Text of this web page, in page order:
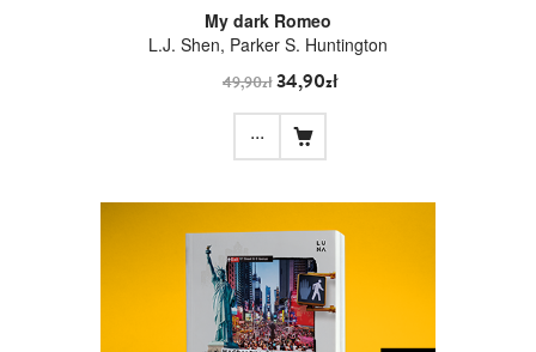
My dark Romeo
L.J. Shen, Parker S. Huntington
49,90zł34,90zł
...